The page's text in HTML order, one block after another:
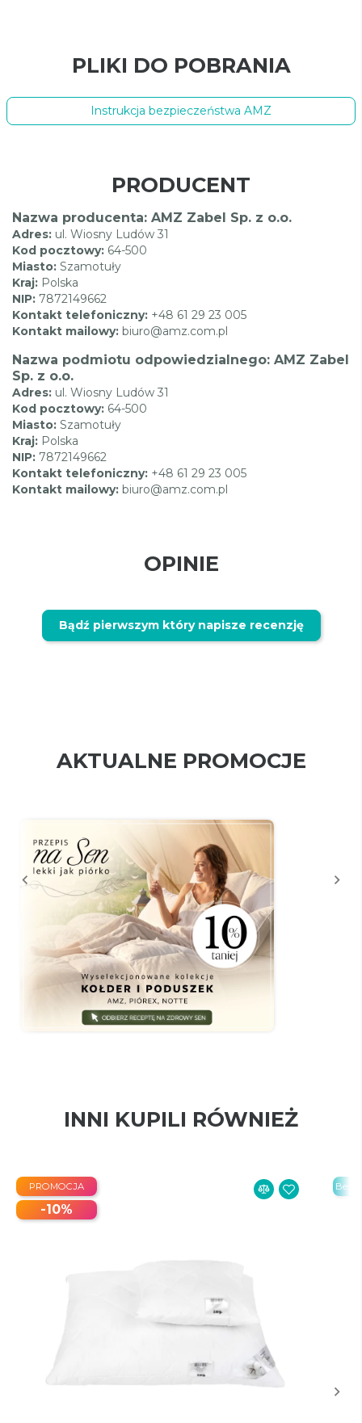
PLIKI DO POBRANIA
Instrukcja bezpieczeństwa AMZ
PRODUCENT
Nazwa producenta: AMZ Zabel Sp. z o.o.
Adres: ul. Wiosny Ludów 31
Kod pocztowy: 64-500
Miasto: Szamotuły
Kraj: Polska
NIP: 7872149662
Kontakt telefoniczny: +48 61 29 23 005
Kontakt mailowy: biuro@amz.com.pl
Nazwa podmiotu odpowiedzialnego: AMZ Zabel
Sp. z o.o.
Adres: ul. Wiosny Ludów 31
Kod pocztowy: 64-500
Miasto: Szamotuły
Kraj: Polska
NIP: 7872149662
Kontakt telefoniczny: +48 61 29 23 005
Kontakt mailowy: biuro@amz.com.pl
OPINIE
Bądź pierwszym który napisze recenzję
AKTUALNE PROMOCJE
INNI KUPILI RÓWNIEŻ
PROMOCJA
-10%